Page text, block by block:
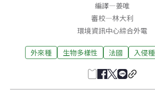
編譯—姜唯
審校—林大利
環境資訊中心綜合外電
外來種 生物多樣性 法國 入侵種